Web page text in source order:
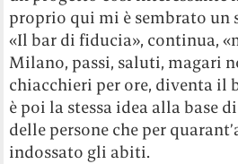
proprio qui mi è sembrato un
«Il bar di fiducia», continua,
Milano, passi, saluti, magari
chiacchieri per ore, diventa il
è poi la stessa idea alla base
delle persone che per
indossato gli abiti.